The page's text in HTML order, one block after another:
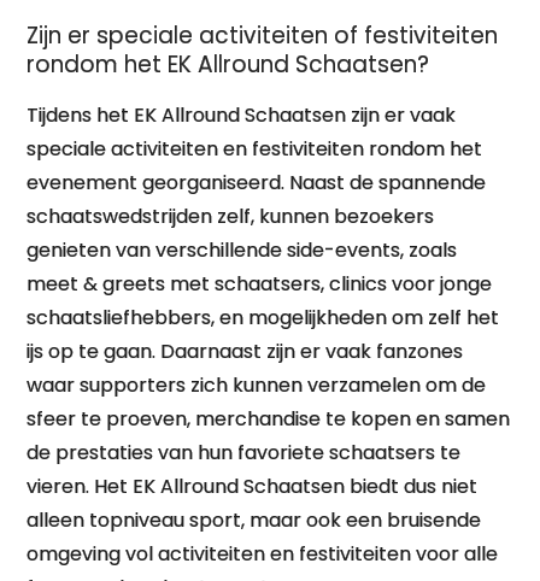
Zijn er speciale activiteiten of festiviteiten
rondom het EK Allround Schaatsen?
Tijdens het EK Allround Schaatsen zijn er vaak
speciale activiteiten en festiviteiten rondom het
evenement georganiseerd. Naast de spannende
schaatswedstrijden zelf, kunnen bezoekers
genieten van verschillende side-events, zoals
meet & greets met schaatsers, clinics voor jonge
schaatsliefhebbers, en mogelijkheden om zelf het
ijs op te gaan. Daarnaast zijn er vaak fanzones
waar supporters zich kunnen verzamelen om de
sfeer te proeven, merchandise te kopen en samen
de prestaties van hun favoriete schaatsers te
vieren. Het EK Allround Schaatsen biedt dus niet
alleen topniveau sport, maar ook een bruisende
omgeving vol activiteiten en festiviteiten voor alle